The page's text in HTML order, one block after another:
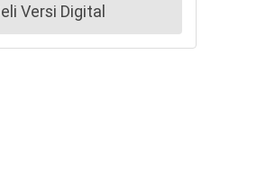
Versi Digital